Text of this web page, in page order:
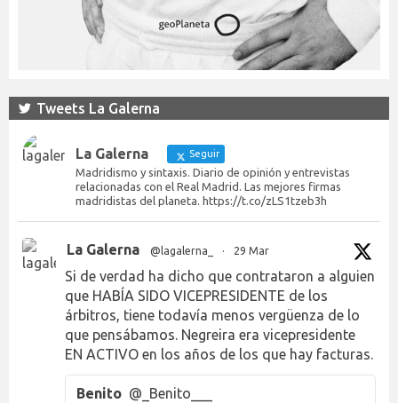
Tweets La Galerna
La Galerna Seguir
Madridismo y sintaxis. Diario de opinión y entrevistas
relacionadas con el Real Madrid. Las mejores firmas
madridistas del planeta. https://t.co/zLS1tzeb3h
La Galerna @lagalerna_ · 29 Mar
Si de verdad ha dicho que contrataron a alguien
que HABÍA SIDO VICEPRESIDENTE de los
árbitros, tiene todavía menos vergüenza de lo
que pensábamos. Negreira era vicepresidente
EN ACTIVO en los años de los que hay facturas.
Benito @_Benito___